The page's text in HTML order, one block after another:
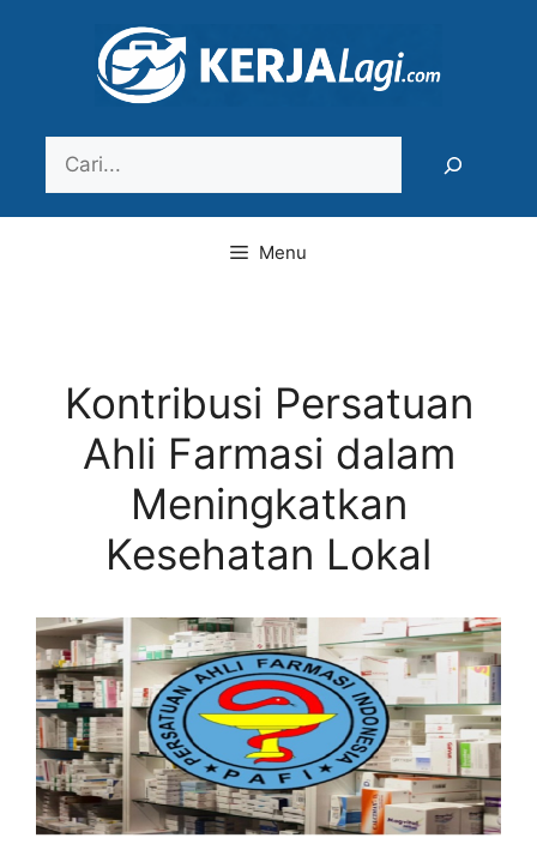
Menu
Kontribusi Persatuan
Ahli Farmasi dalam
Meningkatkan
Kesehatan Lokal